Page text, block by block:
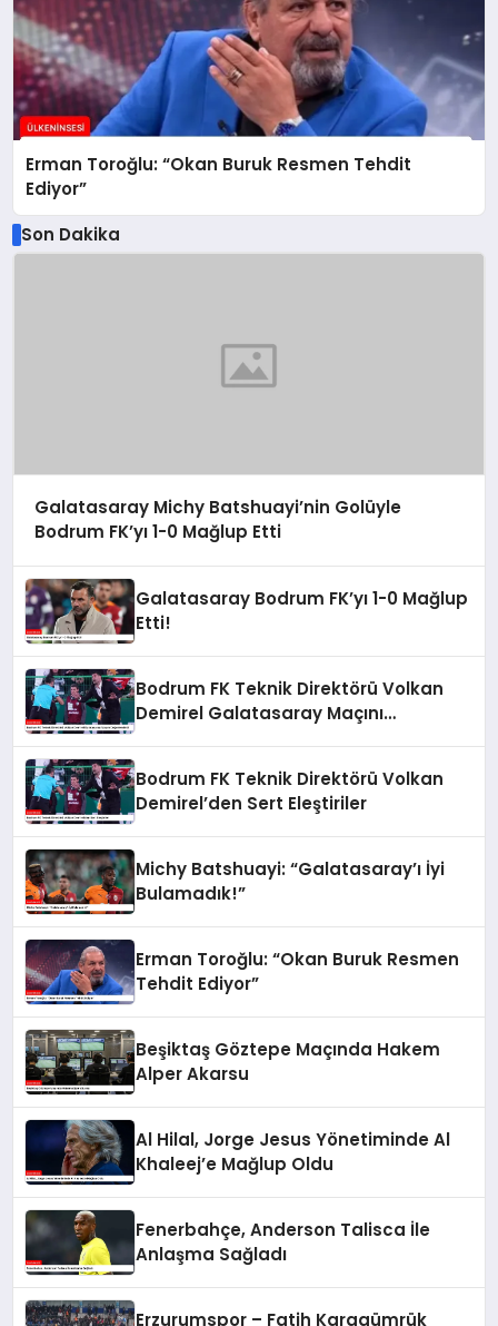
Erman Toroğlu: “Okan Buruk Resmen Tehdit
Ediyor”
Son Dakika
Galatasaray Michy Batshuayi’nin Golüyle
Bodrum FK’yı 1-0 Mağlup Etti
Galatasaray Bodrum FK’yı 1-0 Mağlup
Etti!
Bodrum FK Teknik Direktörü Volkan
Demirel Galatasaray Maçını
Bodrum FK Teknik Direktörü Volkan
Demirel’den Sert Eleştiriler
Michy Batshuayi: “Galatasaray’ı İyi
Bulamadık!”
Erman Toroğlu: “Okan Buruk Resmen
Tehdit Ediyor”
Beşiktaş Göztepe Maçında Hakem
Alper Akarsu
Al Hilal, Jorge Jesus Yönetiminde Al
Khaleej’e Mağlup Oldu
Fenerbahçe, Anderson Talisca İle
Anlaşma Sağladı
Erzurumspor – Fatih Karagümrük